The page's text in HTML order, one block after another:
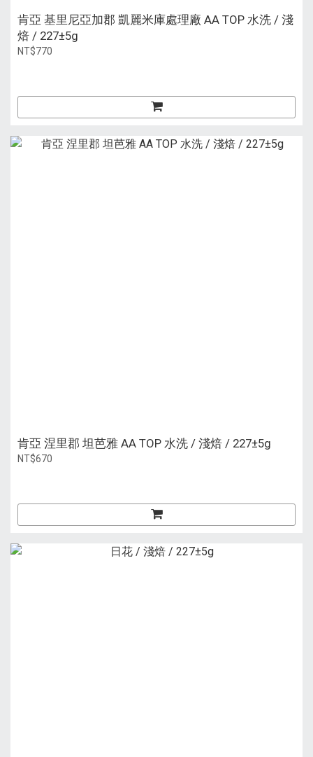
肯亞 基里尼亞加郡 凱麗米庫處理廠 AA TOP 水洗 / 淺
焙 / 227±5g
NT$770
肯亞 涅里郡 坦芭雅 AA TOP 水洗 / 淺焙 / 227±5g
NT$670